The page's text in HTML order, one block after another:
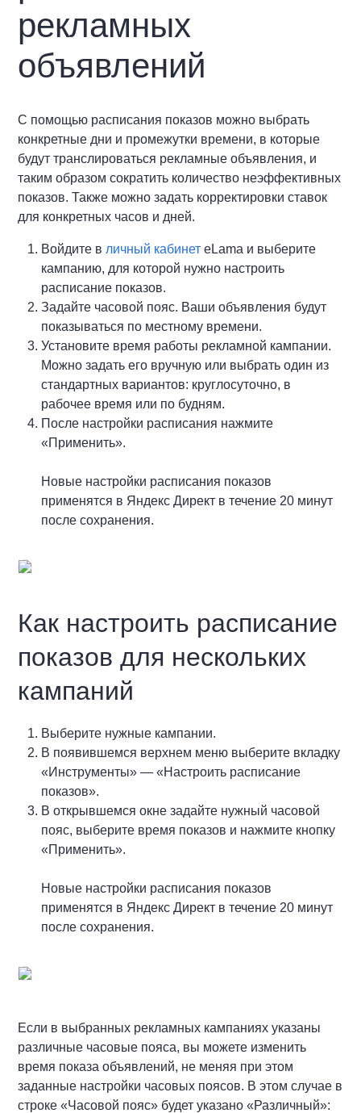
рекламных
объявлений
С помощью расписания показов можно выбрать
конкретные дни и промежутки времени, в которые
будут транслироваться рекламные объявления, и
таким образом сократить количество неэффективных
показов. Также можно задать корректировки ставок
для конкретных часов и дней.
Войдите в личный кабинет eLama и выберите
кампанию, для которой нужно настроить
расписание показов.
Задайте часовой пояс. Ваши объявления будут
показываться по местному времени.
Установите время работы рекламной кампании.
Можно задать его вручную или выбрать один из
стандартных вариантов: круглосуточно, в
рабочее время или по будням.
После настройки расписания нажмите
«Применить».
Новые настройки расписания показов
применятся в Яндекс Директ в течение 20 минут
после сохранения.
Как настроить расписание
показов для нескольких
кампаний
Выберите нужные кампании.
В появившемся верхнем меню выберите вкладку
«Инструменты» — «Настроить расписание
показов».
В открывшемся окне задайте нужный часовой
пояс, выберите время показов и нажмите кнопку
«Применить».
Новые настройки расписания показов
применятся в Яндекс Директ в течение 20 минут
после сохранения.
Если в выбранных рекламных кампаниях указаны
различные часовые пояса, вы можете изменить
время показа объявлений, не меняя при этом
заданные настройки часовых поясов. В этом случае в
строке «Часовой пояс» будет указано «Различный»: